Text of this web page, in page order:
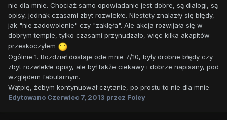
nie dla mnie. Chociaż samo opowiadanie jest dobre, są dialogi, są
opisy, jednak czasami zbyt rozwlekłe. Niestety znalazły się błędy,
jak "nie zadowolenie" czy "zaklęła". Ale akcja rozwijała się w
dobrym tempie, tylko czasami przynudzało, więc kilka akapitów
przeskoczyłem
Ogólnie 1. Rozdział dostaje ode mnie 7/10, były drobne błędy czy
zbyt rozwlekłe opisy, ale był także ciekawy i dobrze napisany, pod
względem fabularnym.
Wątpię, żebym kontynuował czytanie, po prostu to nie dla mnie.
Edytowano Czerwiec 7, 2013 przez Foley